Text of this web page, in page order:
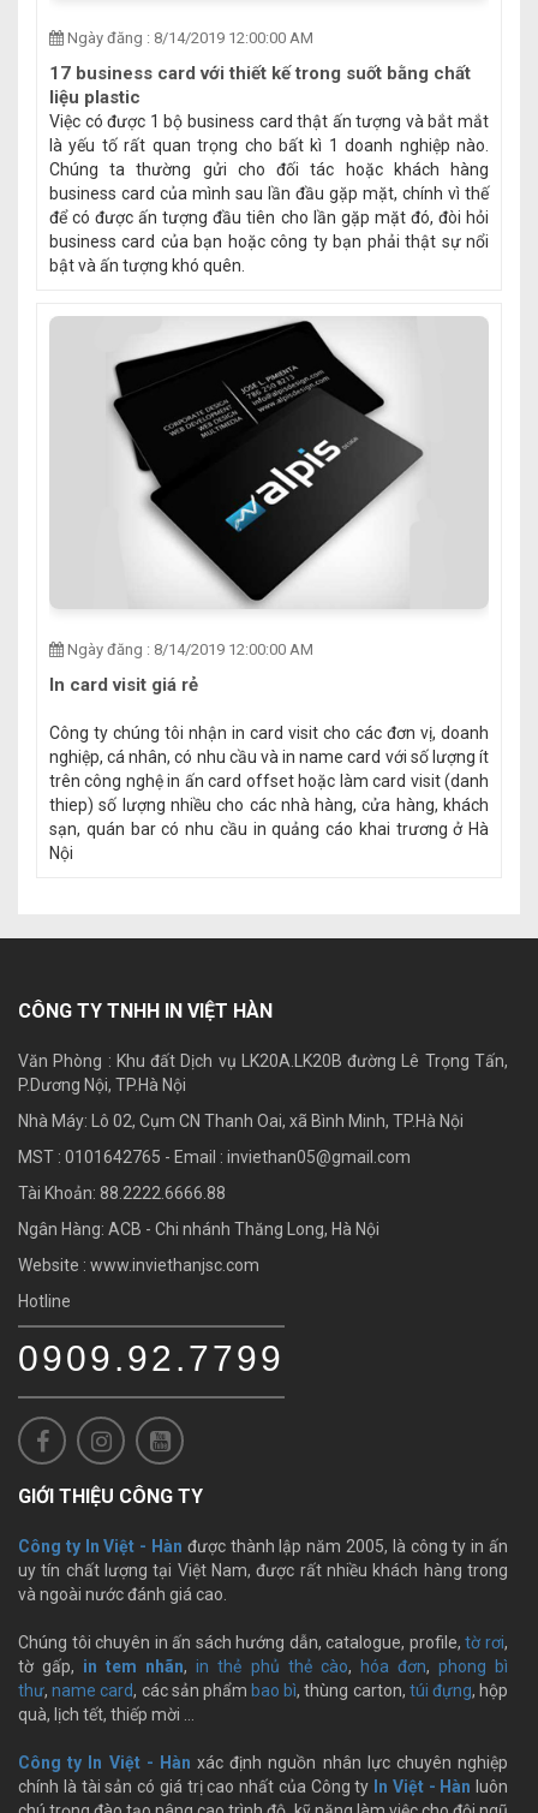
Ngày đăng : 8/14/2019 12:00:00 AM
17 business card với thiết kế trong suốt bằng chất
liệu plastic
Việc có được 1 bộ business card thật ấn tượng và bắt mắt
là yếu tố rất quan trọng cho bất kì 1 doanh nghiệp nào.
Chúng ta thường gửi cho đối tác hoặc khách hàng
business card của mình sau lần đầu gặp mặt, chính vì thế
để có được ấn tượng đầu tiên cho lần gặp mặt đó, đòi hỏi
business card của bạn hoặc công ty bạn phải thật sự nổi
bật và ấn tượng khó quên.
Ngày đăng : 8/14/2019 12:00:00 AM
In card visit giá rẻ
Công ty chúng tôi nhận in card visit cho các đơn vị, doanh
nghiệp, cá nhân, có nhu cầu và in name card với số lượng ít
trên công nghệ in ấn card offset hoặc làm card visit (danh
thiep) số lượng nhiều cho các nhà hàng, cửa hàng, khách
sạn, quán bar có nhu cầu in quảng cáo khai trương ở Hà
Nội
CÔNG TY TNHH IN VIỆT HÀN
Văn Phòng : Khu đất Dịch vụ LK20A.LK20B đường Lê Trọng Tấn,
P.Dương Nội, TP.Hà Nội
Nhà Máy: Lô 02, Cụm CN Thanh Oai, xã Bình Minh, TP.Hà Nội
MST : 0101642765 - Email : inviethan05@gmail.com
Tài Khoản: 88.2222.6666.88
Ngân Hàng: ACB - Chi nhánh Thăng Long, Hà Nội
Website : www.inviethanjsc.com
Hotline
0909.92.7799
GIỚI THIỆU CÔNG TY
Công ty In Việt - Hàn được thành lập năm 2005, là công ty in ấn
uy tín chất lượng tại Việt Nam, được rất nhiều khách hàng trong
và ngoài nước đánh giá cao.
Chúng tôi chuyên in ấn sách hướng dẫn, catalogue, profile,tờ rơi,
tờ gấp, in tem nhãn,in thẻ phủ thẻ cào, hóa đơn, phong bì
thư,name card, các sản phẩm bao bì, thùng carton, túi đựng, hộp
quà, lịch tết, thiếp mời …
Công ty In Việt - Hàn xác định nguồn nhân lực chuyên nghiệp
chính là tài sản có giá trị cao nhất của Công ty In Việt - Hàn luôn